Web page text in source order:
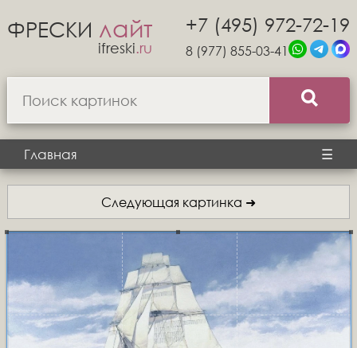
ФРЕСКИ лайт
ifreski.ru
+7 (495) 972-72-19
8 (977) 855-03-41
Главная ☰
Следующая картинка ➜